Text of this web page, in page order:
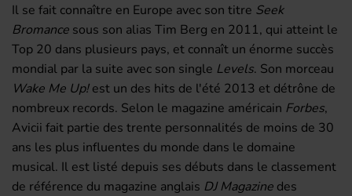
Il se fait connaître en Europe avec son titre Seek
Bromance sous son alias Tim Berg en 2011, qui atteint le
Top 20 dans plusieurs pays, et connaît un énorme succès
mondial par la suite avec son single Levels. Son morceau
Wake Me Up!est un des hits de l'été 2013 et détrône de
nombreux records. Selon le magazine américain Forbes,
Avicii fait partie des trente personnalités de moins de 30
ans les plus influentes du monde dans le domaine
musical. Il est listé depuis ses débuts dans le classement
de référence du magazine anglais DJ Magazine des